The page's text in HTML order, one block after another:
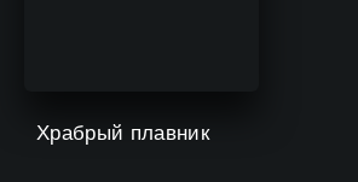
Храбрый плавник